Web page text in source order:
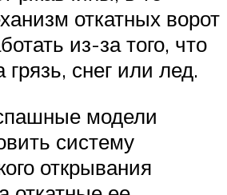
откатных ворот
из-за того, что
грязь, снег или лед.
модели
систему
открывания